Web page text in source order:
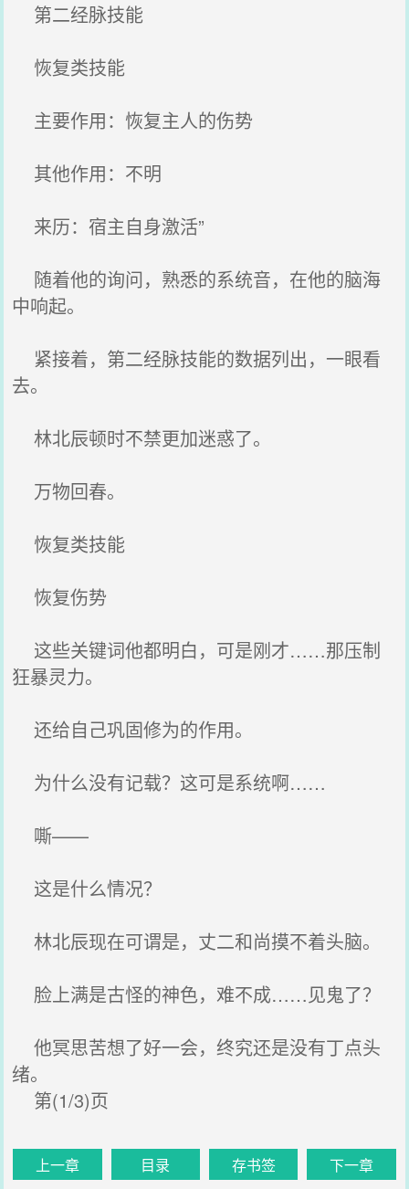
第二经脉技能
恢复类技能
主要作用：恢复主人的伤势
其他作用：不明
来历：宿主自身激活”
随着他的询问，熟悉的系统音，在他的脑海
中响起。
紧接着，第二经脉技能的数据列出，一眼看
去。
林北辰顿时不禁更加迷惑了。
万物回春。
恢复类技能
恢复伤势
这些关键词他都明白，可是刚才……那压制
狂暴灵力。
还给自己巩固修为的作用。
为什么没有记载？这可是系统啊……
嘶——
这是什么情况？
林北辰现在可谓是，丈二和尚摸不着头脑。
脸上满是古怪的神色，难不成……见鬼了？
他冥思苦想了好一会，终究还是没有丁点头
绪。
第(1/3)页
上一章 目录 存书签 下一章